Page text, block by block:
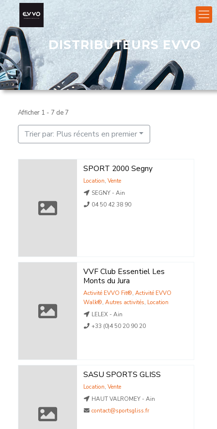
DISTRIBUTEURS EVVO
Afficher 1 - 7 de 7
Trier par: Plus récents en premier
SPORT 2000 Segny
Location, Vente
SEGNY - Ain
04 50 42 38 90
VVF Club Essentiel Les
Monts du Jura
Activité EVVO Fit®, Activité EVVO
Walk®, Autres activités, Location
LELEX - Ain
+33 (0)4 50 20 90 20
SASU SPORTS GLISS
Location, Vente
HAUT VALROMEY - Ain
contact@sportsgliss.fr